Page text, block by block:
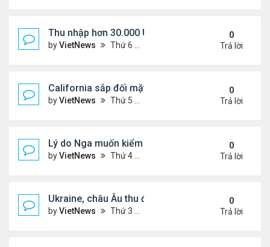
Thu nhập hơn 30.000 USD mỗi tháng mới đủ trả
byVietNews Thứ 6 Tháng 8 22, 2025 3:47 pm
0
Trả lời
California sắp đối mặt đợt nắng nóng hơn 43 độ C
byVietNews Thứ 5 Tháng 8 21, 2025 4:58 pm
0
Trả lời
Lý do Nga muốn kiểm soát toàn bộ vùng Donbass
byVietNews Thứ 4 Tháng 8 20, 2025 4:44 pm
0
Trả lời
Ukraine, châu Âu thu được gì từ cuộc họp với
byVietNews Thứ 3 Tháng 8 19, 2025 4:34 pm
0
Trả lời